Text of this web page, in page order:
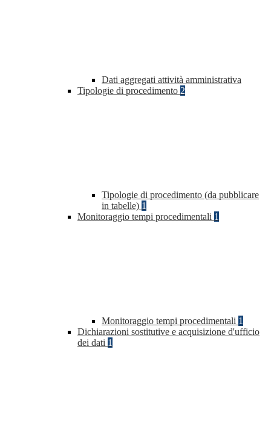
Dati aggregati attività amministrativa
Tipologie di procedimento 2
Tipologie di procedimento (da pubblicare
in tabelle) 1
Monitoraggio tempi procedimentali 1
Monitoraggio tempi procedimentali 1
Dichiarazioni sostitutive e acquisizione d'ufficio
dei dati 1